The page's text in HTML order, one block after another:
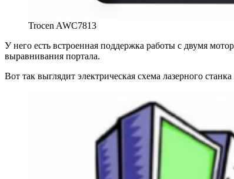
Trocen AWC7813
У него есть встроенная поддержка работы с двумя
выравнивания портала.
Вот так выглядит электрическая схема лазерного